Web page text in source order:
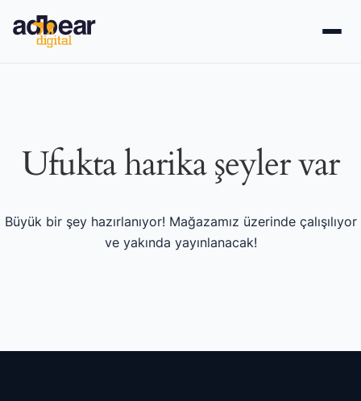
geç
Ufukta harika şeyler var
Büyük bir şey hazırlanıyor! Mağazamız üzerinde çalışılıyor
ve yakında yayınlanacak!